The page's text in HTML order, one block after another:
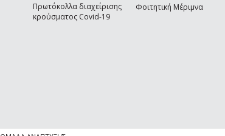
Πρωτόκολλα διαχείρισης
κρούσματος Covid-19
Φοιτητική Μέριμνα